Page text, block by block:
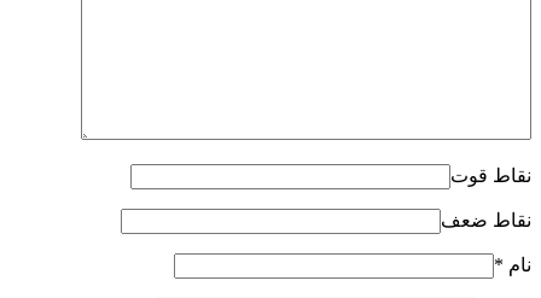
نقاط قوت
نقاط ضعف
نام *